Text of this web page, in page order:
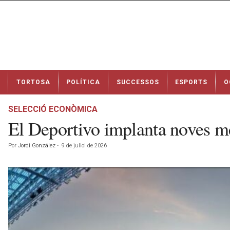
t
TORTOSA POLÍTICA SUCCESSOS ESPORTS
SELECCIÓ ECONÒMICA
El Deportivo implanta noves
Por Jordi González - 9 de juliol de 2026